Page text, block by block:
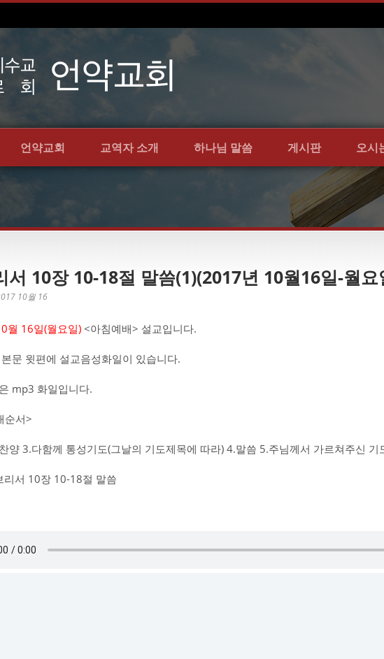
언약교회 교역자 소개 하나님 말씀 게시판 오시
서 10장 10-18절 말씀(1)(2017년 10월16일-월요
10월 16
월 16일(월요일) <아침예배> 설교입니다.
문 윗편에 설교음성화일이 있습니다.
mp3 화일입니다.
순서>
양 3.다함께 통성기도(그날의 기도제목에 따라) 4.말씀 5.주님께서 가르쳐주신
리서 10장 10-18절 말씀